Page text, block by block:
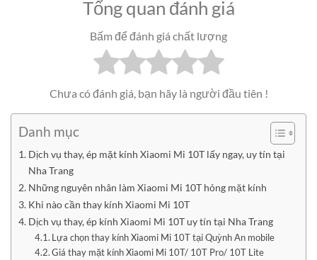
Tổng quan đánh giá
Bấm để đánh giá chất lượng
Chưa có đánh giá, bạn hãy là người đầu tiên !
Danh mục
Dịch vụ thay, ép mặt kính Xiaomi Mi 10T lấy ngay, uy tín tại
Nha Trang
Những nguyên nhân làm Xiaomi Mi 10T hỏng mặt kính
Khi nào cần thay kính Xiaomi Mi 10T
Dịch vụ thay, ép kính Xiaomi Mi 10T uy tín tại Nha Trang
Lựa chọn thay kính Xiaomi Mi 10T tại Quỳnh An mobile
Giá thay mặt kính Xiaomi Mi 10T/ 10T Pro/ 10T Lite